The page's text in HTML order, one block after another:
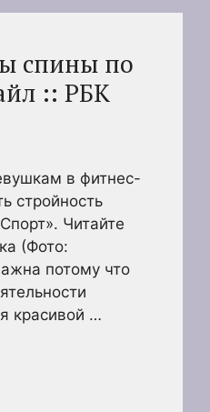
спины по
:: РБК
в фитнес-
стройность
Читайте
(Фото:
потому что
красивой …